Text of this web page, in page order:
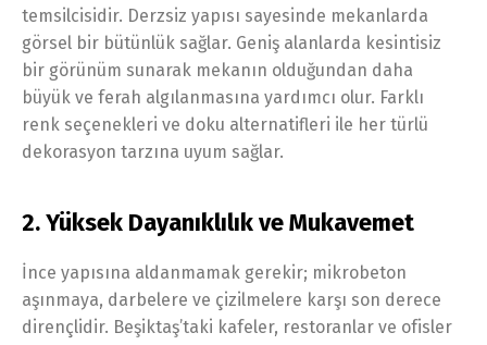
temsilcisidir. Derzsiz yapısı sayesinde mekanlarda
görsel bir bütünlük sağlar. Geniş alanlarda kesintisiz
bir görünüm sunarak mekanın olduğundan daha
büyük ve ferah algılanmasına yardımcı olur. Farklı
renk seçenekleri ve doku alternatifleri ile her türlü
dekorasyon tarzına uyum sağlar.
2. Yüksek Dayanıklılık ve Mukavemet
İnce yapısına aldanmamak gerekir; mikrobeton
aşınmaya, darbelere ve çizilmelere karşı son derece
dirençlidir. Beşiktaş’taki kafeler, restoranlar ve ofisler